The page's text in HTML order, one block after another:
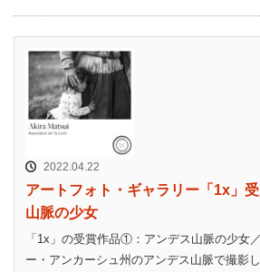
2022.04.22
アートフォト・ギャラリー「1x」
山脈の少女
「1x」の受賞作品①：アンデス山脈の少女
ー・アンカーシュ州のアンデス山脈で撮影